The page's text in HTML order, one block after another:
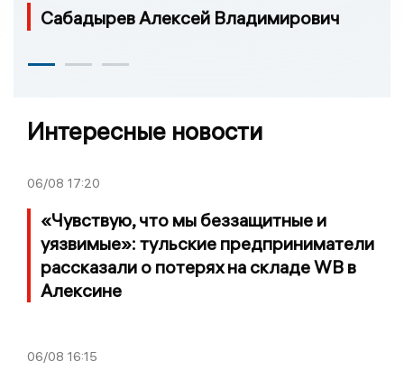
Сабадырев Алексей Владимирович
Интересные новости
06/08 17:20
«Чувствую, что мы беззащитные и
уязвимые»: тульские предприниматели
рассказали о потерях на складе WB в
Алексине
06/08 16:15